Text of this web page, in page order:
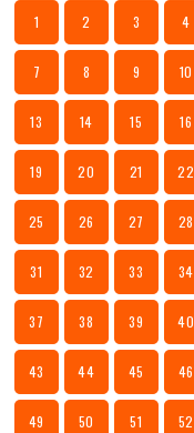
1 2 3 4
7 8 9 10
13 14 15 16
19 20 21 22
25 26 27 28
31 32 33 34
37 38 39 40
43 44 45 46
49 50 51 52